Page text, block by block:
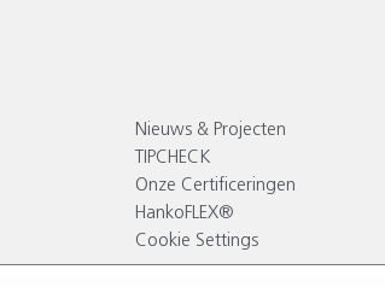
Nieuws & Projecten
TIPCHECK
Onze Certificeringen
HankoFLEX®
Cookie Settings